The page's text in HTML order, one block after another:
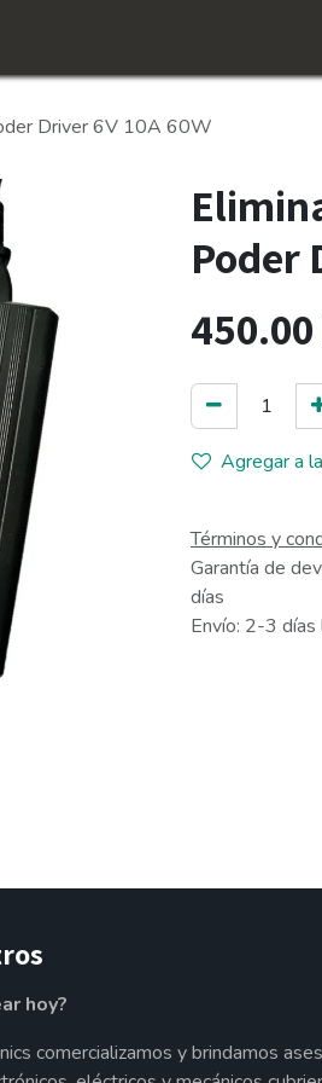
Driver 6V 10A 60W
Poder
450.00
Agregar a
Términos y
Garantía de
días
Envío: 2-3 días
hoy?
comercializamos y brindamos